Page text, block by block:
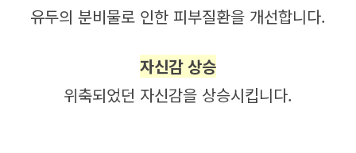
유두의 분비물로 인한 피부질환을 개선합니다.
자신감 상승
위축되었던 자신감을 상승시킵니다.